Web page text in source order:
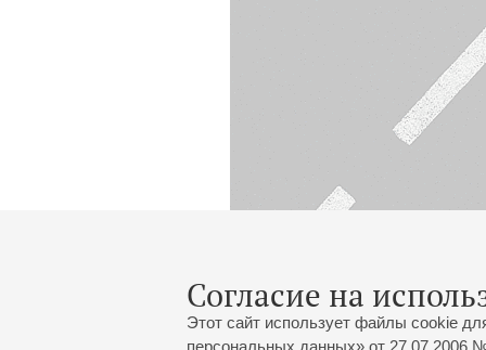
Согласие на
Этот сайт использует файлы cookie
персональных данных» от 27.07.2006